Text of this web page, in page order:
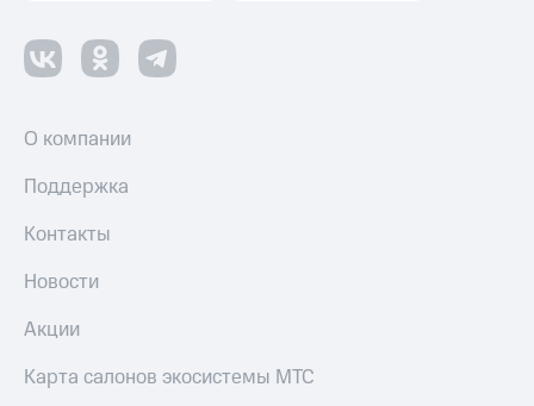
О компании
Поддержка
Контакты
Новости
Акции
Карта салонов экосистемы МТС